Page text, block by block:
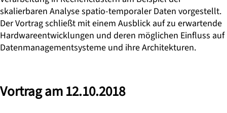
skalierbaren Analyse spatio-temporaler Daten vorgestellt.
Der Vortrag schließt mit einem Ausblick auf zu erwartende
Hardwareentwicklungen und deren möglichen Einfluss auf
Datenmanagementsysteme und ihre Architekturen.
Vortrag am 12.10.2018